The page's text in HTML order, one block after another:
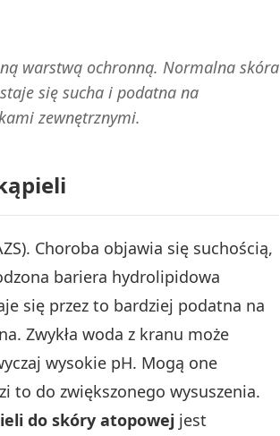
warstwą ochronną. Normalna skóra
się sucha i podatna na
zewnętrznymi.
Choroba objawia się suchością,
bariera hydrolipidowa
się przez to bardziej podatna na
Zwykła woda z kranu może
wysokie pH. Mogą one
to do zwiększonego wysuszenia.
do skóry atopowej jest